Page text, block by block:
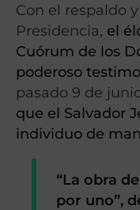
Con el respaldo
Presidencia, el
Cuórum de los
poderoso
pasado 9 de
que el Salvador
individuo de
“La obra
por uno”,